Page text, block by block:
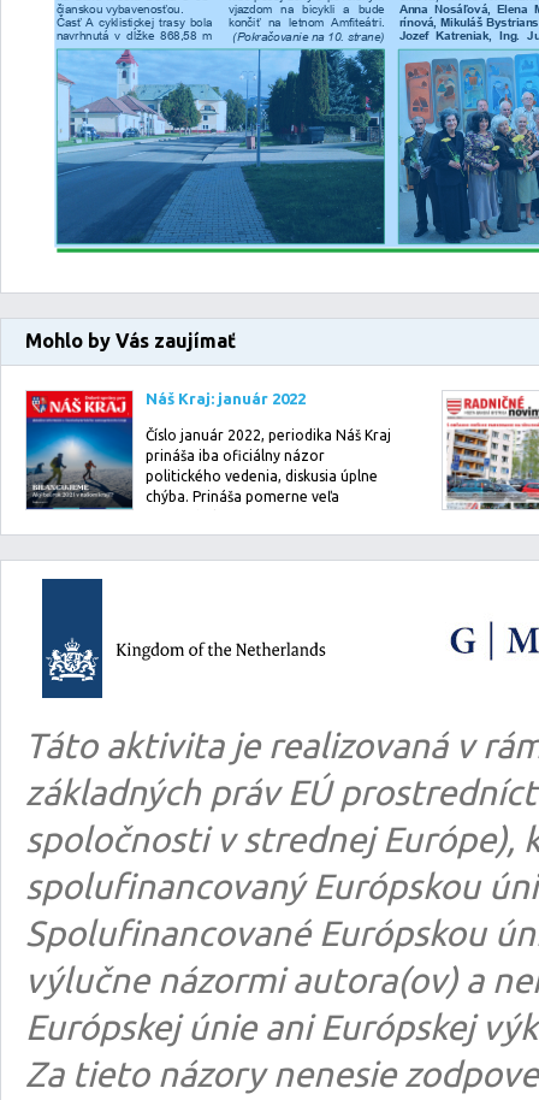
Mohlo by Vás zaujímať
Náš Kraj: január 2022
Číslo január 2022, periodika Náš Kraj
prináša iba oficiálny názor
politického vedenia, diskusia úplne
chýba. Prináša pomerne veľa
Táto aktivita je realizovaná v
základných práv EÚ
spoločnosti v strednej Európe),
spolufinancovaný Európskou
Spolufinancované Európskou
výlučne názormi autora(ov) a
Európskej únie ani Európskej
Za tieto názory nenesie